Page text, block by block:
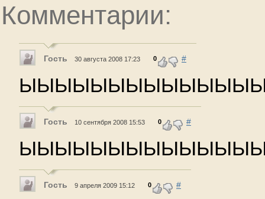
Комментарии:
Гость 30 августа 2008 17:23 0 #
Гость 10 сентября 2008 15:53 0 #
Гость 9 апреля 2009 15:12 0 #